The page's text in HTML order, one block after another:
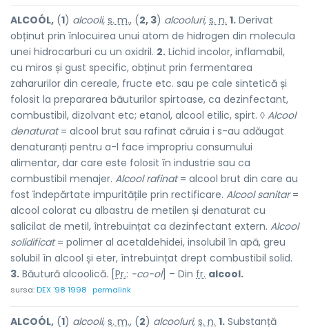
ALCOÓL, (1) alcooli, s. m., (2, 3) alcooluri, s. n. 1. Derivat
obținut prin înlocuirea unui atom de hidrogen din molecula
unei hidrocarburi cu un oxidril. 2. Lichid incolor, inflamabil,
cu miros și gust specific, obținut prin fermentarea
zaharurilor din cereale, fructe etc. sau pe cale sintetică și
folosit la prepararea băuturilor spirtoase, ca dezinfectant,
combustibil, dizolvant etc; etanol, alcool etilic, spirt. ◊ Alcool
denaturat= alcool brut sau rafinat căruia i s-au adăugat
denaturanți pentru a-l face impropriu consumului
alimentar, dar care este folosit în industrie sau ca
combustibil menajer. Alcool rafinat= alcool brut din care au
fost îndepărtate impuritățile prin rectificare. Alcool sanitar=
alcool colorat cu albastru de metilen și denaturat cu
salicilat de metil, întrebuințat ca dezinfectant extern. Alcool
solidificat= polimer al acetaldehidei, insolubil în apă, greu
solubil în alcool și eter, întrebuințat drept combustibil solid.
3. Băutură alcoolică. [ Pr.: -co-ol] – Din fr. alcool.
sursa:DEX '98 1998 permalink
ALCOÓL, (1) alcooli, s. m., (2) alcooluri, s. n. 1. Substanță